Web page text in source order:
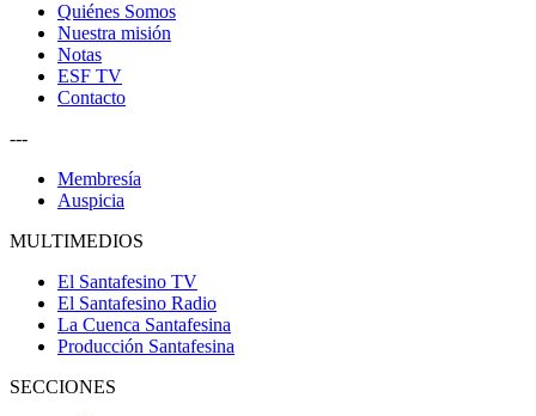
Quiénes Somos
Nuestra misión
Notas
ESF TV
Contacto
---
Membresía
Auspicia
MULTIMEDIOS
El Santafesino TV
El Santafesino Radio
La Cuenca Santafesina
Producción Santafesina
SECCIONES